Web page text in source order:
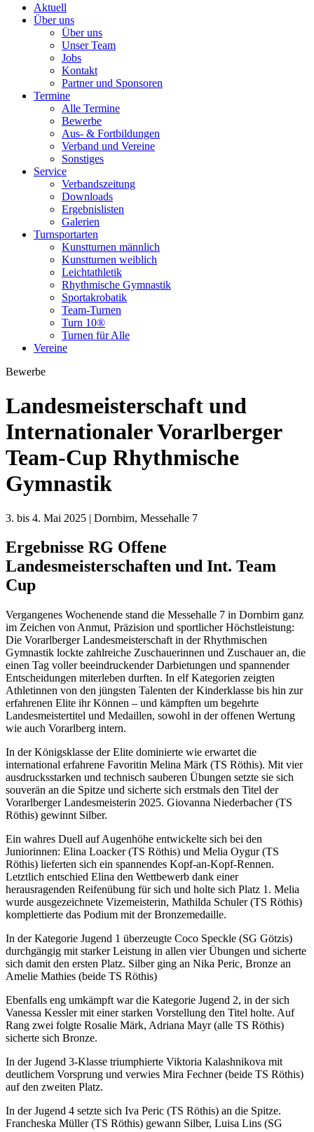
Aktuell
Über uns
Über uns
Unser Team
Jobs
Kontakt
Partner und Sponsoren
Termine
Alle Termine
Bewerbe
Aus- & Fortbildungen
Verband und Vereine
Sonstiges
Service
Verbandszeitung
Downloads
Ergebnislisten
Galerien
Turnsportarten
Kunstturnen männlich
Kunstturnen weiblich
Leichtathletik
Rhythmische Gymnastik
Sportakrobatik
Team-Turnen
Turn 10®
Turnen für Alle
Vereine
Bewerbe
Landesmeisterschaft und
Internationaler Vorarlberger
Team-Cup Rhythmische
Gymnastik
3. bis 4. Mai 2025 | Dornbirn, Messehalle 7
Ergebnisse RG Offene
Landesmeisterschaften und Int. Team
Cup
Vergangenes Wochenende stand die Messehalle 7 in Dornbirn ganz
im Zeichen von Anmut, Präzision und sportlicher Höchstleistung:
Die Vorarlberger Landesmeisterschaft in der Rhythmischen
Gymnastik lockte zahlreiche Zuschauerinnen und Zuschauer an, die
einen Tag voller beeindruckender Darbietungen und spannender
Entscheidungen miterleben durften. In elf Kategorien zeigten
Athletinnen von den jüngsten Talenten der Kinderklasse bis hin zur
erfahrenen Elite ihr Können – und kämpften um begehrte
Landesmeistertitel und Medaillen, sowohl in der offenen Wertung
wie auch Vorarlberg intern.
In der Königsklasse der Elite dominierte wie erwartet die
international erfahrene Favoritin Melina Märk (TS Röthis). Mit vier
ausdrucksstarken und technisch sauberen Übungen setzte sie sich
souverän an die Spitze und sicherte sich erstmals den Titel der
Vorarlberger Landesmeisterin 2025. Giovanna Niederbacher (TS
Röthis) gewinnt Silber.
Ein wahres Duell auf Augenhöhe entwickelte sich bei den
Juniorinnen: Elina Loacker (TS Röthis) und Melia Oygur (TS
Röthis) lieferten sich ein spannendes Kopf-an-Kopf-Rennen.
Letztlich entschied Elina den Wettbewerb dank einer
herausragenden Reifenübung für sich und holte sich Platz 1. Melia
wurde ausgezeichnete Vizemeisterin, Mathilda Schuler (TS Röthis)
komplettierte das Podium mit der Bronzemedaille.
In der Kategorie Jugend 1 überzeugte Coco Speckle (SG Götzis)
durchgängig mit starker Leistung in allen vier Übungen und sicherte
sich damit den ersten Platz. Silber ging an Nika Peric, Bronze an
Amelie Mathies (beide TS Röthis)
Ebenfalls eng umkämpft war die Kategorie Jugend 2, in der sich
Vanessa Kessler mit einer starken Vorstellung den Titel holte. Auf
Rang zwei folgte Rosalie Märk, Adriana Mayr (alle TS Röthis)
sicherte sich Bronze.
In der Jugend 3-Klasse triumphierte Viktoria Kalashnikova mit
deutlichem Vorsprung und verwies Mira Fechner (beide TS Röthis)
auf den zweiten Platz.
In der Jugend 4 setzte sich Iva Peric (TS Röthis) an die Spitze.
Francheska Müller (TS Röthis) gewann Silber, Luisa Lins (SG